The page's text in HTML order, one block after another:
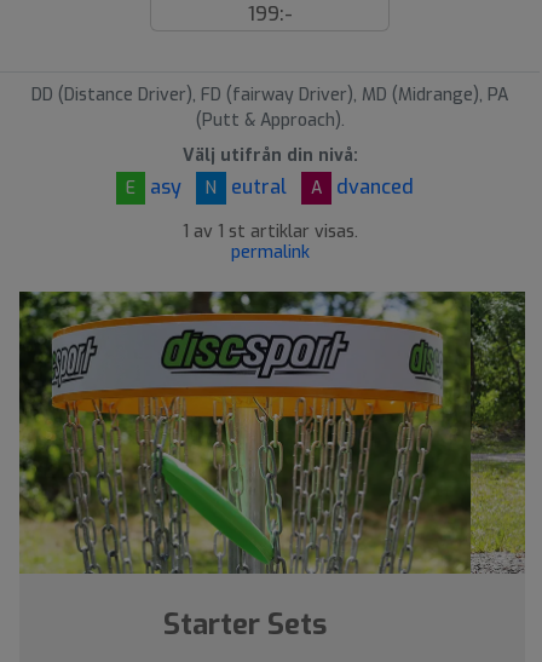
199:-
DD (Distance Driver), FD (fairway Driver), MD (Midrange), PA
(Putt & Approach).
Välj utifrån din nivå:
E
asy N eutral A dvanced
1 av 1 st artiklar visas.
permalink
Starter Sets